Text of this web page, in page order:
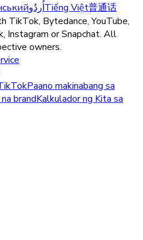
اُردُوTiếng Việt普通话
TikTok, Bytedance, YouTube,
Instagram or Snapchat. All
owners.
Paano makinabang sa
brandKalkulador ng Kita sa